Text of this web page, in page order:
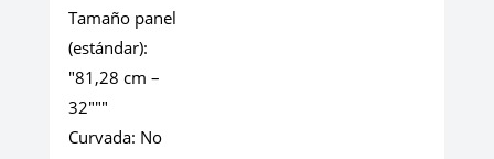
Tamaño panel
(estándar):
"81,28 cm –
32"""
Curvada: No